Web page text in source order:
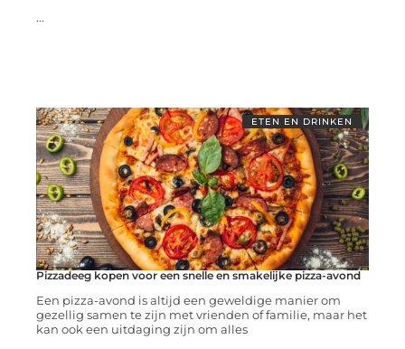
...
ETEN EN DRINKEN
Pizzadeeg kopen voor een snelle en smakelijke pizza-avond
Een pizza-avond is altijd een geweldige manier om
gezellig samen te zijn met vrienden of familie, maar het
kan ook een uitdaging zijn om alles